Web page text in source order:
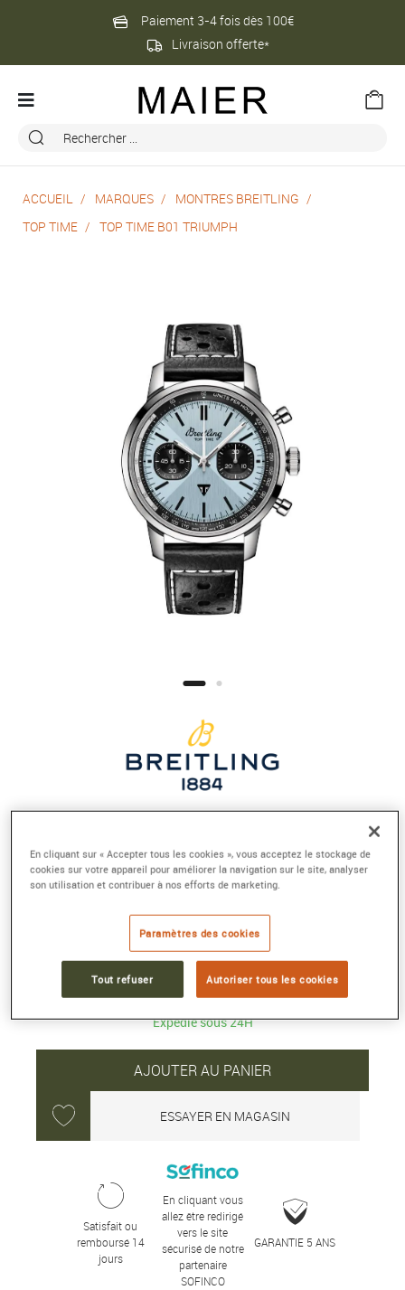
Paiement 3-4 fois dès 100€
Livraison offerte*
ACCUEIL MARQUES
MONTRES BREITLING
TOP TIME
TOP TIME B01 TRIUMPH
TOP TIME B01 TRIUMPH
Acier inoxydable, bleu
Référence :AB01764A1C1X1
Collection :Top Time
7 400 €
Expédié sous 24H
AJOUTER AU PANIER
ESSAYER EN MAGASIN
Satisfait ou
remboursé 14
jours
En cliquant vous
allez être redirigé
vers le site
sécurisé de notre
partenaire
SOFINCO
GARANTIE 5 ANS
En cliquant sur « Accepter tous les cookies », vous acceptez le stockage de
cookies sur votre appareil pour améliorer la navigation sur le site, analyser
son utilisation et contribuer à nos efforts de marketing.
Paramètres des cookies
Tout refuser Autoriser tous les cookies